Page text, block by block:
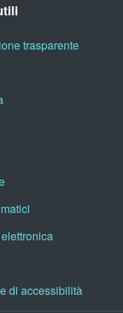
trasparente
di accessibilità